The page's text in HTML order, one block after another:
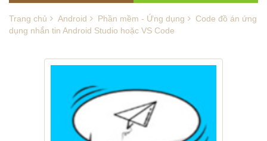
Trang chủ Android Phần mềm - Ứng dụng
Code đồ án ứng
dụng nhắn tin Android Studio hoặc VS Code